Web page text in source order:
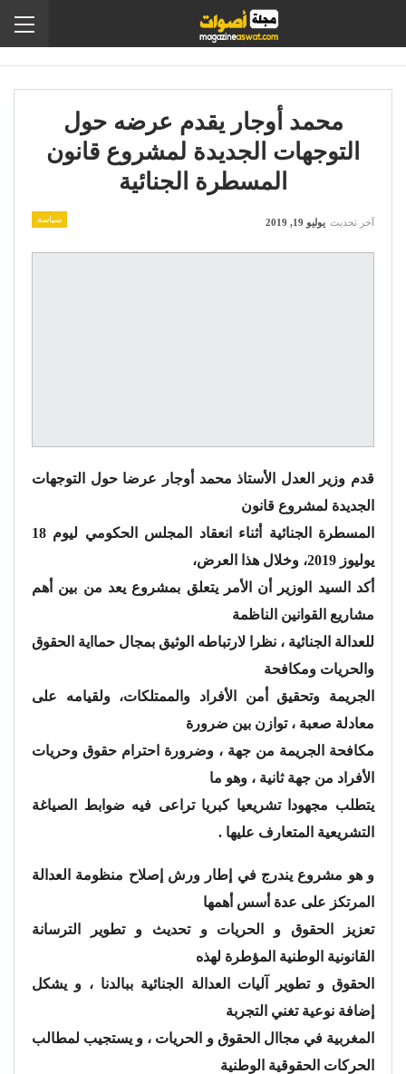
محمد أوجار يقدم عرضه حول
التوجهات الجديدة لمشروع قانون
المسطرة الجنائية
سياسة آخر تحديث يوليو 19, 2019
قدم وزير العدل الأستاذ محمد أوجار عرضا حول التوجهات
الجديدة لمشروع قانون
المسطرة الجنائية أثناء انعقاد المجلس الحكومي ليوم 18
يوليوز 2019، وخلال هذا العرض،
أكد السيد الوزير أن الأمر يتعلق بمشروع يعد من بين أهم
مشاريع القوانين الناظمة
للعدالة الجنائية ، نظرا لارتباطه الوثيق بمجال حمااية الحقوق
والحريات ومكافحة
الجريمة وتحقيق أمن الأفراد والممتلكات، ولقيامه على
معادلة صعبة ، توازن بين ضرورة
مكافحة الجريمة من جهة ، وضرورة احترام حقوق وحريات
الأفراد من جهة ثانية ، وهو ما
يتطلب مجهودا تشريعيا كبريا تراعى فيه ضوابط الصياغة
التشريعية المتعارف عليها .
و هو مشروع يندرج في إطار ورش إصلاح منظومة العدالة
المرتكز على عدة أسس أهمها
تعزيز الحقوق و الحريات و تحديث و تطوير الترسانة
القانونية الوطنية المؤطرة لهذه
الحقوق و تطوير آليات العدالة الجنائية ببالدنا ، و يشكل
إضافة نوعية تغني التجربة
المغربية في مجاال الحقوق و الحريات ، و يستجيب لمطالب
الحركات الحقوقية الوطنية